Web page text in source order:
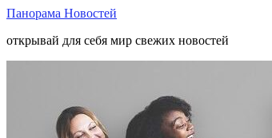
Панорама Новостей
открывай для себя мир свежих новостей